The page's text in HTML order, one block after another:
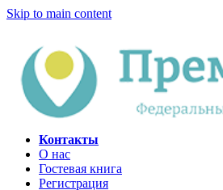
Skip to main content
Контакты
О нас
Гостевая книга
Регистрация